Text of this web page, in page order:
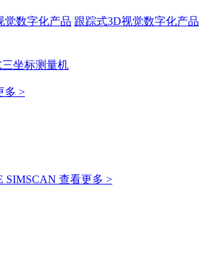
觉数字化产品 跟踪式3D视觉数字化产品
多 >
SIMSCAN 查看更多 >